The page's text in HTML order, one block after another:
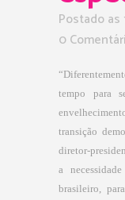
Postado as
0
tempo para
transição
diretor-
a
brasileiro,